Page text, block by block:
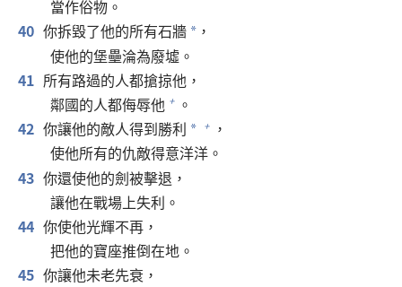
當作俗物。
40 你拆毀了他的所有石牆 * ，
使他的堡壘淪為廢墟。
41 所有路過的人都搶掠他，
鄰國的人都侮辱他 + 。
42 你讓他的敵人得到勝利 * +
，
使他所有的仇敵得意洋洋。
43 你還使他的劍被擊退，
讓他在戰場上失利。
44 你使他光輝不再，
把他的寶座推倒在地。
45 你讓他未老先衰，